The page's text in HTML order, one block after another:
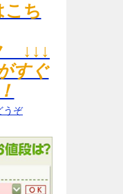
こち
↓↓↓
すぐ
うぞ